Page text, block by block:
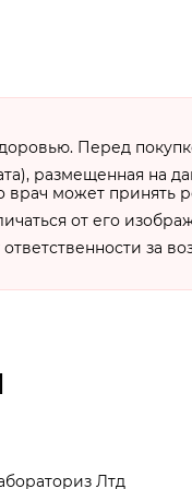
Перед
размещенная на
врач может
от его
ответственности за
Лтд